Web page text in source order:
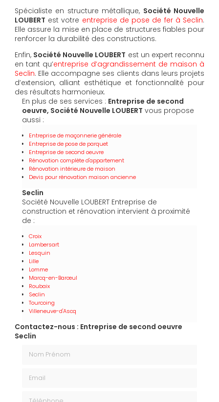
Spécialiste en structure métallique, Société Nouvelle
LOUBERT est votre entreprise de pose de fer à Seclin.
Elle assure la mise en place de structures fiables pour
renforcer la durabilité des constructions.
Enfin, Société Nouvelle LOUBERT est un expert reconnu
en tant qu’entreprise d’agrandissement de maison à
Seclin. Elle accompagne ses clients dans leurs projets
d’extension, alliant esthétique et fonctionnalité pour
des résultats harmonieux.
En plus de ses services : Entreprise de second
oeuvre, Société Nouvelle LOUBERT vous propose
aussi :
Entreprise de maçonnerie générale
Entreprise de pose de parquet
Entreprise de second oeuvre
Rénovation complète d'appartement
Rénovation intérieure de maison
Devis pour rénovation maison ancienne
Seclin
Société Nouvelle LOUBERT Entreprise de
construction et rénovation intervient à proximité
de :
Croix
Lambersart
Lesquin
Lille
Lomme
Marcq-en-Barœul
Roubaix
Seclin
Tourcoing
Villeneuve-d'Ascq
Contactez-nous : Entreprise de second oeuvre
Seclin